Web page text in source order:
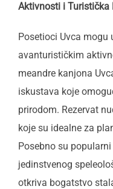
Aktivnosti i Turistička
Posetioci Uvca
avanturističkim
meandre kanjona
iskustava koje
prirodom. Rezervat
koje su idealne za
Posebno su
jedinstvenog
otkriva bogatstvo